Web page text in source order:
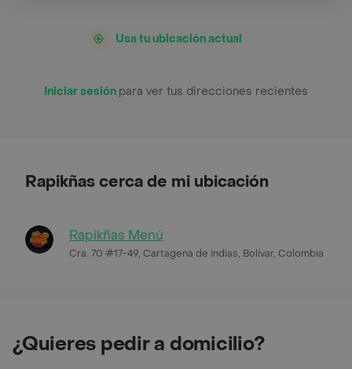
Usa tu ubicación actual
Iniciar sesión para ver tus direcciones recientes
Rapikñas cerca de mi ubicación
Rapikñas Menú
Cra. 70 #17-49, Cartagena de Indias, Bolívar, Colombia
¿Quieres pedir a domicilio?